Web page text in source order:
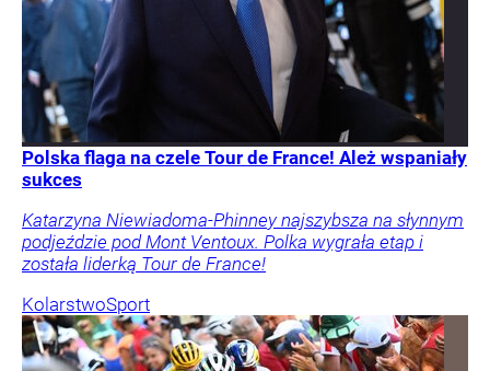
Polska flaga na czele Tour de France! Ależ wspaniały
sukces
Katarzyna Niewiadoma-Phinney najszybsza na słynnym
podjeździe pod Mont Ventoux. Polka wygrała etap i
została liderką Tour de France!
KolarstwoSport